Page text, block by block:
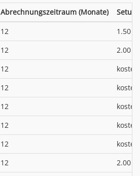
Abrechnungszeitraum (Monate)
12 1.50 €
12 2.00 €
12
12
12
12
12
12 2.00 €